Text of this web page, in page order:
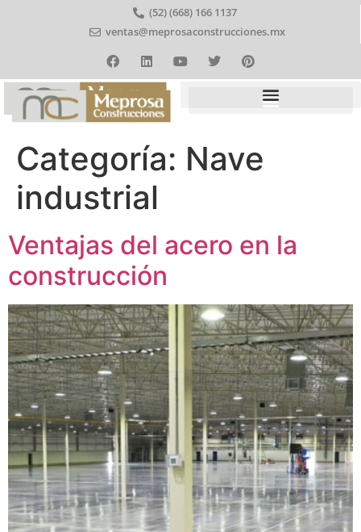
(52) (668) 166 1137
ventas@meprosaconstrucciones.mx
Categoría: Nave
industrial
Ventajas del acero en la
construcción